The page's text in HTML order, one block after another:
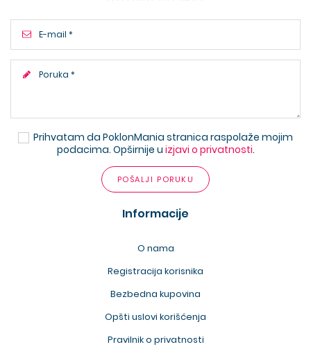
Prihvatam da PoklonMania stranica raspolaže mojim
podacima. Opširnije u izjavi o privatnosti.
POŠALJI PORUKU
Informacije
O nama
Registracija korisnika
Bezbedna kupovina
Opšti uslovi korišćenja
Pravilnik o privatnosti